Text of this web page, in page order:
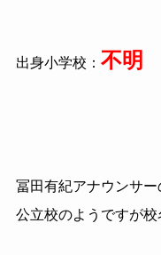
出身小学校： 不明
冨田有紀アナウンサ
公立校のようですが校